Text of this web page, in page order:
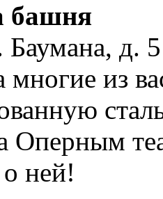
башня
Баумана, д. 5
многие из
Оперным
ней!